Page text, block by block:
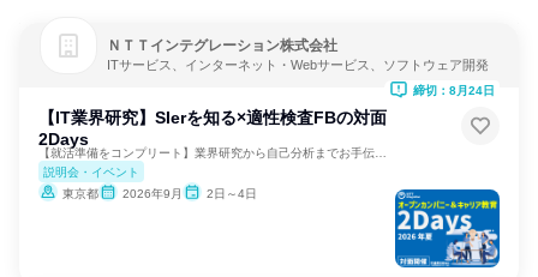
ＮＴＴインテグレーション株式会社
ITサービス、インターネット・Webサービス、ソフトウェア開発
【IT業界研究】SIerを知る×適性検査FBの対面
2Days
説明会・イベント
東京都
2026年9月 2日～4日
締切：8月24日